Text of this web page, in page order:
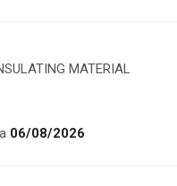
MATERIAL
06/08/2026